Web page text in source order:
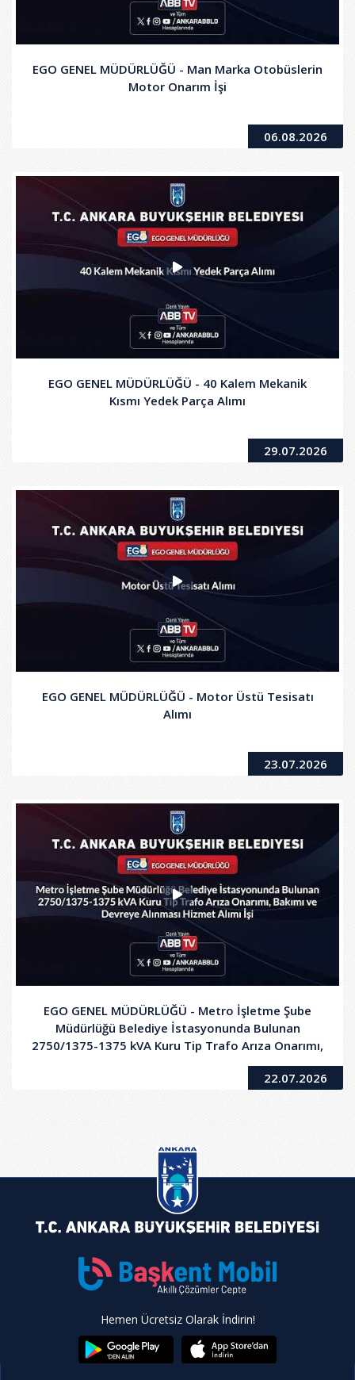
EGO GENEL MÜDÜRLÜĞÜ - Man Marka Otobüslerin
Motor Onarım İşi
06.08.2026
EGO GENEL MÜDÜRLÜĞÜ - 40 Kalem Mekanik
Kısmı Yedek Parça Alımı
29.07.2026
EGO GENEL MÜDÜRLÜĞÜ - Motor Üstü Tesisatı
Alımı
23.07.2026
EGO GENEL MÜDÜRLÜĞÜ - Metro İşletme Şube
Müdürlüğü Belediye İstasyonunda Bulunan
2750/1375-1375 kVA Kuru Tip Trafo Arıza Onarımı,
Bakımı ve Devreye Alınması Hizmet Alımı İşi
22.07.2026
Hemen Ücretsiz Olarak İndirin!